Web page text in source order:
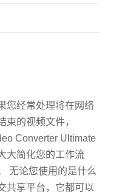
您经常处理将在网络
束的视频文件，
Converter Ultimate
大简化您的工作流
无论您使用的是什么
共享平台，它都可以